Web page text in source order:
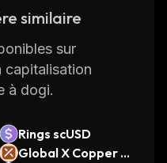
similaire
sur
capitalisation
à dogi.
Rings scUSD
Global X Copper Mi